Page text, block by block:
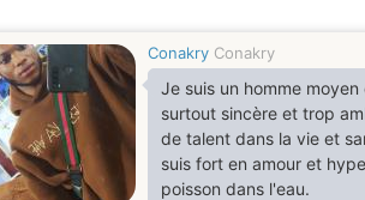
Conakry Conakry
Je suis un homme
surtout sincère et trop
de talent dans la vie et
suis fort en amour et
poisson dans l'eau.